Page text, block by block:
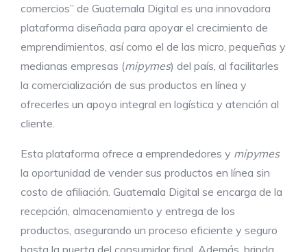
comercios” de Guatemala Digital es una innovadora
plataforma diseñada para apoyar el crecimiento de
emprendimientos, así como el de las micro, pequeñas y
medianas empresas (mipymes) del país, al facilitarles
la comercialización de sus productos en línea y
ofrecerles un apoyo integral en logística y atención al
cliente.
Esta plataforma ofrece a emprendedores y mipymes
la oportunidad de vender sus productos en línea sin
costo de afiliación. Guatemala Digital se encarga de la
recepción, almacenamiento y entrega de los
productos, asegurando un proceso eficiente y seguro
hasta la puerta del consumidor final. Además, brinda